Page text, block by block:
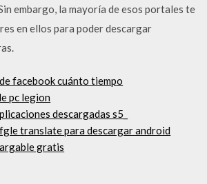
embargo, la mayoría de esos portales te
en ellos para poder descargar
facebook cuánto tiempo
pc legion
descargadas s5_
translate para descargar android
gratis